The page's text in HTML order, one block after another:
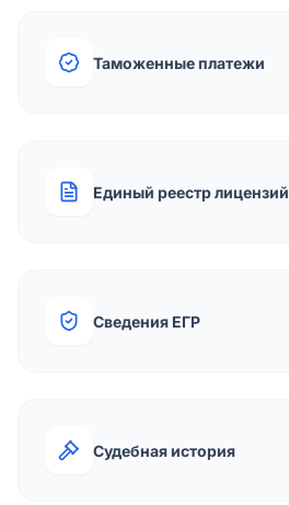
Таможенные платежи
Единый реестр лицензий
Сведения ЕГР
Судебная история